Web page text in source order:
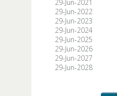
29-Jun-2021
29-Jun-2022
29-Jun-2023
29-Jun-2024
29-Jun-2025
29-Jun-2026
29-Jun-2027
29-Jun-2028